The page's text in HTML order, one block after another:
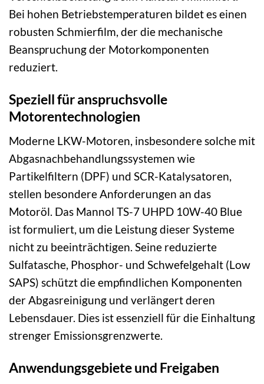
Bei hohen Betriebstemperaturen bildet es einen
robusten Schmierfilm, der die mechanische
Beanspruchung der Motorkomponenten
reduziert.
Speziell für anspruchsvolle
Motorentechnologien
Moderne LKW-Motoren, insbesondere solche mit
Abgasnachbehandlungssystemen wie
Partikelfiltern (DPF) und SCR-Katalysatoren,
stellen besondere Anforderungen an das
Motoröl. Das Mannol TS-7 UHPD 10W-40 Blue
ist formuliert, um die Leistung dieser Systeme
nicht zu beeinträchtigen. Seine reduzierte
Sulfatasche, Phosphor- und Schwefelgehalt (Low
SAPS) schützt die empfindlichen Komponenten
der Abgasreinigung und verlängert deren
Lebensdauer. Dies ist essenziell für die Einhaltung
strenger Emissionsgrenzwerte.
Anwendungsgebiete und Freigaben